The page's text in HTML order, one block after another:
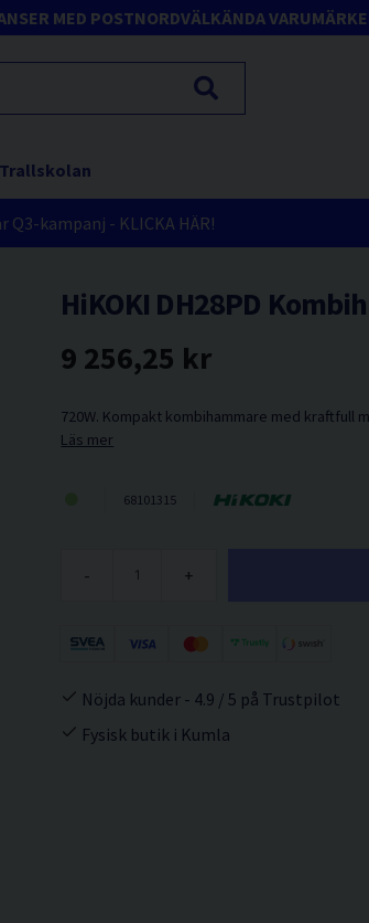
MED POSTNORDVÄLKÄNDA
Trallskolan
Q3-kampanj - KLICKA HÄR!
HiKOKI DH28PD
9 256,25 kr
720W. Kompakt kombihammare med kraftfull
Läs mer
68101315
- +
Nöjda kunder - 4.9 / 5 på Trustpilot
Fysisk butik i Kumla